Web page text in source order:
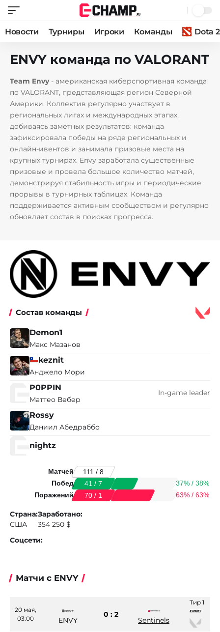
Новости Турниры Игроки Команды Dota 2
ENVY команда по VALORANT
Team Envy- американская киберспортивная команда
по VALORANT, представляющая регион Северной
Америки. Коллектив регулярно участвует в
региональных лигах и международных этапах,
добиваясь заметных результатов: команда
зафиксировала победы на ряде региональных и
онлайн-ивентов и занимала призовые места на
крупных турнирах. Envy заработала существенные
призовые и провела большое количество матчей,
демонстрируя стабильность игры и периодические
прорывы в турнирных таблицах. Команда
поддерживается активным сообществом и регулярно
обновляет состав в поисках прогресса.
Состав команды
Demon1
Макс Мазанов
keznit
Анджело Мори
P0PPIN
Маттео Вебер
In-game leader
Rossy
Даниил Абедраббо
nightz
Матчей
111 / 8
Побед
41 / 7
37% / 38%
Поражений
70 / 1 63% / 63%
Страна:
США
Заработано:
354 250 $
Соцсети:
Матчи с ENVY
20 мая,
03:00
ENVY
0 : 2
Sentinels
Тир 1